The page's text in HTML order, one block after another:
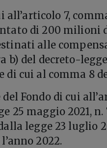
all’articolo 7,
di 200 milioni
alle
b) del decreto-
di cui al comma 8
Fondo di cui
25 maggio 2021,
legge 23 luglio
2022.